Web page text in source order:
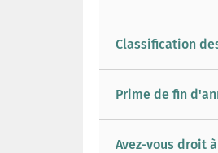
Classification
Prime de fin
Avez-vous droit